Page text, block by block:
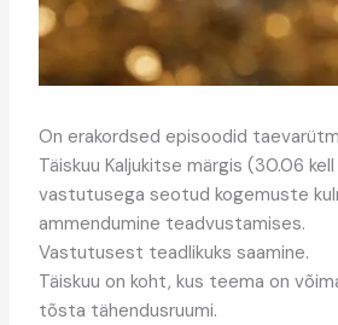
On erakordsed episoodid
Täiskuu Kaljukitse märgis (30.06
vastutusega seotud kogemuste
ammendumine teadvustamises.
Vastutusest teadlikuks saamine.
Täiskuu on koht, kus teema on
tõsta tähendusruumi.